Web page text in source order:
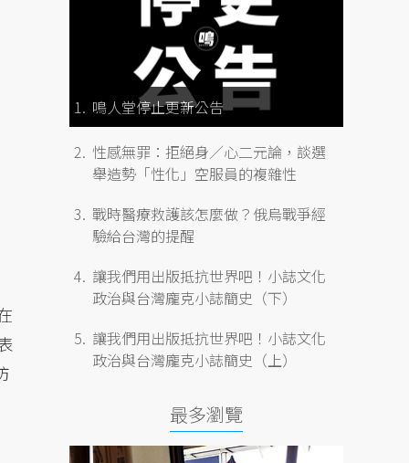
鳴人堂停止更新公告
性感無罪：拒絕身／心二元論，談選
舉造勢「性化」空服員的複雜性
戰時醫療救護該怎麼做？俄烏戰爭經
驗給台灣的提醒
讓我們用出版抵抗世界吧！小誌文化
政治與台灣龐克小誌簡史（下）
讓我們用出版抵抗世界吧！小誌文化
政治與台灣龐克小誌簡史（上）
最多瀏覽